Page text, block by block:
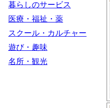
暮らしのサービス
医療・福祉・薬
スクール・カルチャー
遊び・趣味
名所・観光